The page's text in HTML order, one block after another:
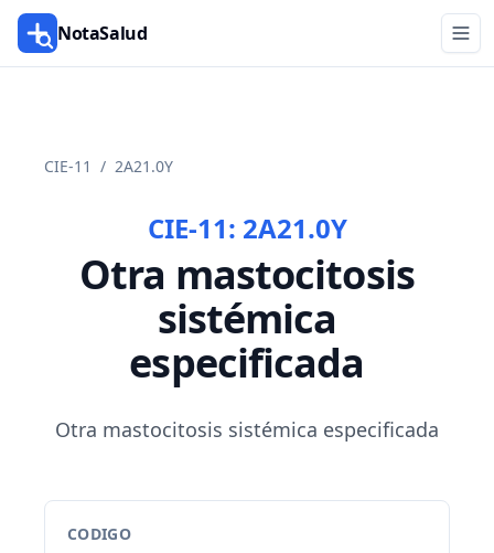
NotaSalud
CIE-11 / 2A21.0Y
CIE-11: 2A21.0Y
Otra mastocitosis
sistémica
especificada
Otra mastocitosis sistémica especificada
CODIGO